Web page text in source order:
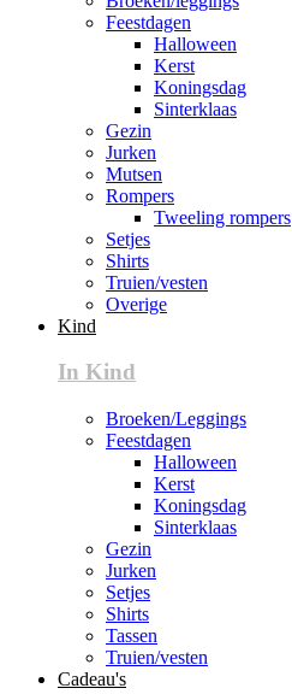
Feestdagen
Halloween
Kerst
Koningsdag
Sinterklaas
Gezin
Jurken
Mutsen
Rompers
Tweeling rompers
Setjes
Shirts
Truien/vesten
Overige
Kind
In Kind
Broeken/Leggings
Feestdagen
Halloween
Kerst
Koningsdag
Sinterklaas
Gezin
Jurken
Setjes
Shirts
Tassen
Truien/vesten
Cadeau's